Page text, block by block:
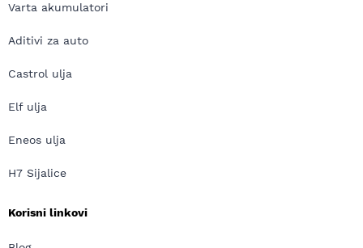
Varta akumulatori
Aditivi za auto
Castrol ulja
Elf ulja
Eneos ulja
H7 Sijalice
Korisni linkovi